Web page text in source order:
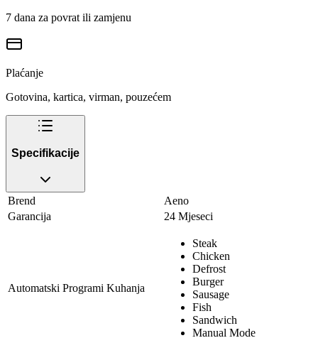
7 dana za povrat ili zamjenu
Plaćanje
Gotovina, kartica, virman, pouzećem
Specifikacije
Brend
Aeno
Garancija
24 Mjeseci
Automatski Programi Kuhanja
Steak
Chicken
Defrost
Burger
Sausage
Fish
Sandwich
Manual Mode